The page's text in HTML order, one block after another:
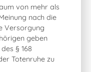
von mehr als
nach die
Versorgung
geben
§ 168
Totenruhe zu